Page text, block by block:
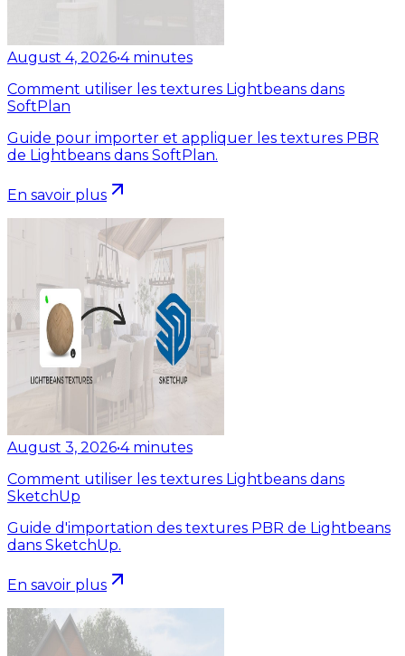
August 4, 2026•4 minutes
Comment utiliser les textures Lightbeans dans
SoftPlan
Guide pour importer et appliquer les textures PBR
de Lightbeans dans SoftPlan.
En savoir plus
August 3, 2026•4 minutes
Comment utiliser les textures Lightbeans dans
SketchUp
Guide d'importation des textures PBR de Lightbeans
dans SketchUp.
En savoir plus